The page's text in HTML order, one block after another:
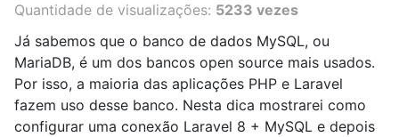
Quantidade de visualizações: 5233 vezes
Já sabemos que o banco de dados MySQL, ou
MariaDB, é um dos bancos open source mais usados.
Por isso, a maioria das aplicações PHP e Laravel
fazem uso desse banco. Nesta dica mostrarei como
configurar uma conexão Laravel 8 + MySQL e depois